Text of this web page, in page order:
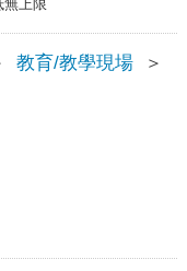
無上限
教育/教學現場
＞